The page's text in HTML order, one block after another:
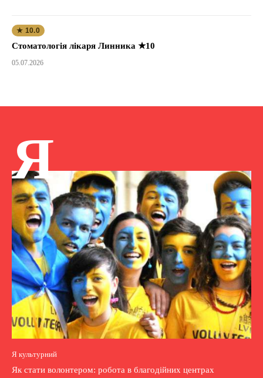
★ 10.0
Стоматологія лікаря Линника ★10
05.07.2026
Я
Я культурний
Як стати волонтером: робота в благодійних центрах